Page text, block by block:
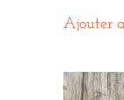
Ajouter